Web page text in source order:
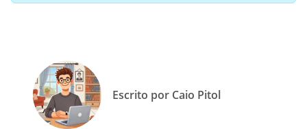
Escrito por Caio Pitol